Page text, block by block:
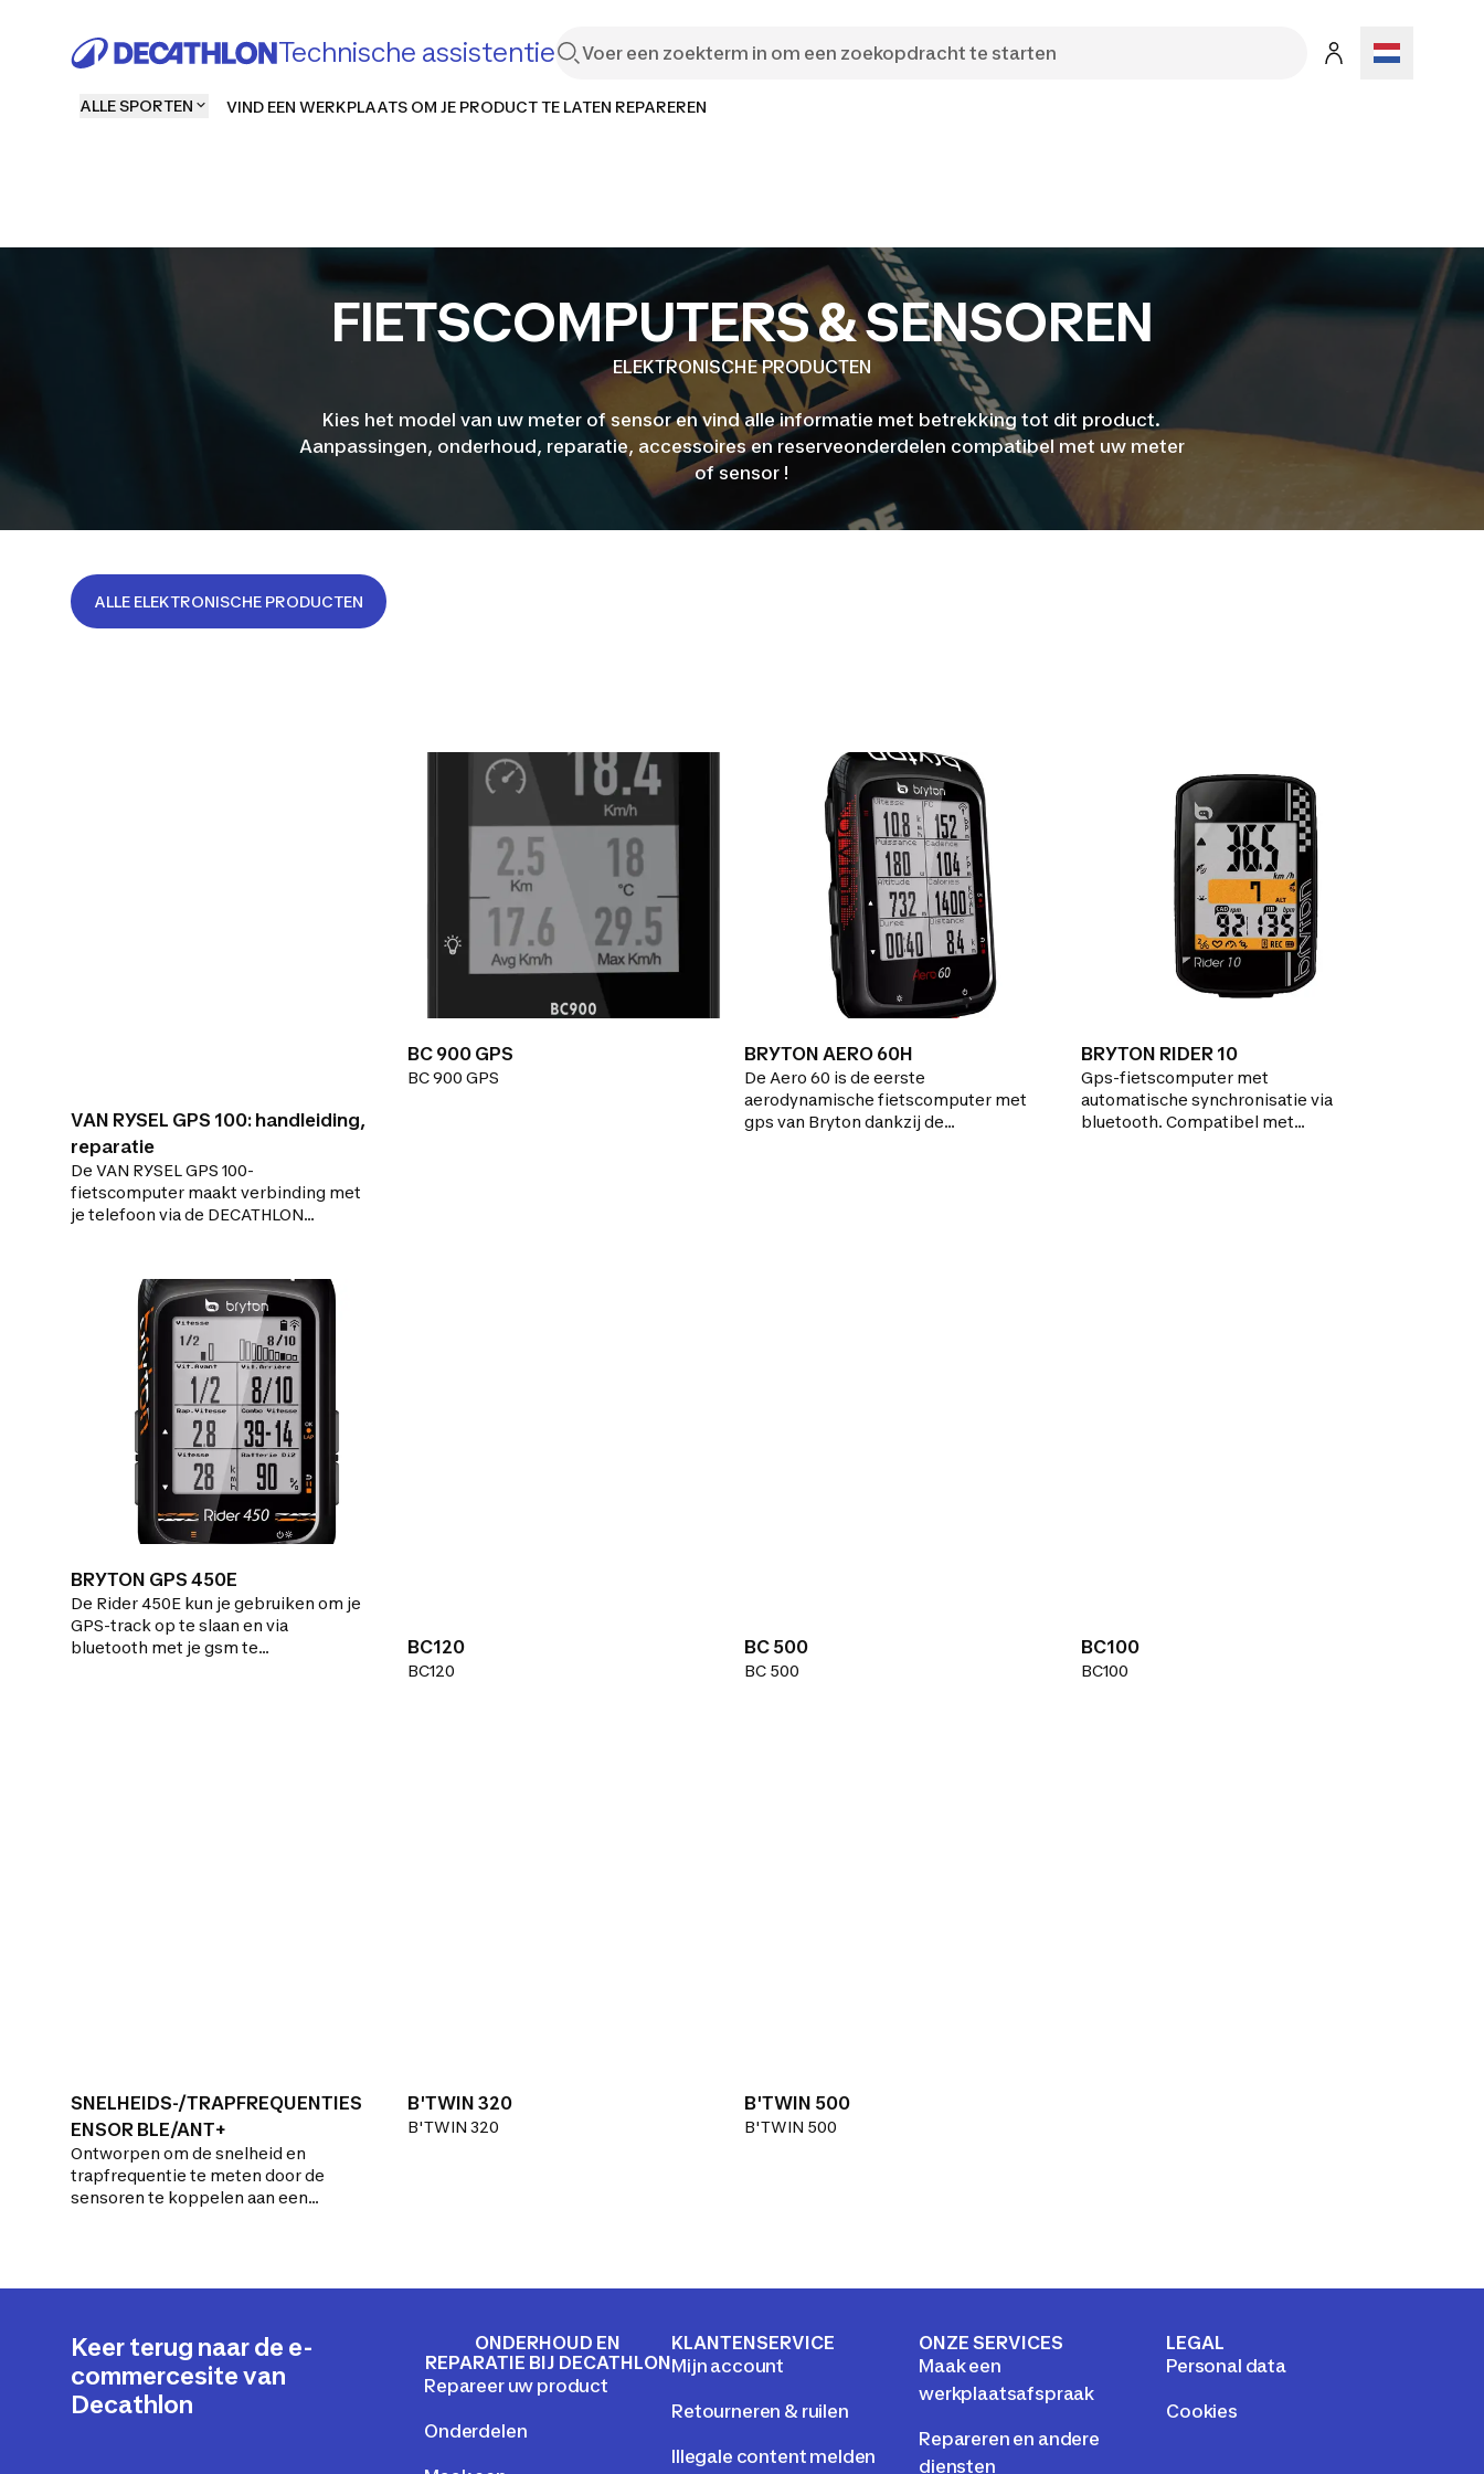
Technische assistentie
ALLE SPORTEN VIND EEN WERKPLAATS OM JE PRODUCT TE LATEN REPAREREN
FIETSCOMPUTERS & SENSOREN
ELEKTRONISCHE PRODUCTEN
Kies het model van uw meter of sensor en vind alle informatie met betrekking tot dit product.
Aanpassingen, onderhoud, reparatie, accessoires en reserveonderdelen compatibel met uw meter
of sensor !
ALLE ELEKTRONISCHE PRODUCTEN
VAN RYSEL GPS 100: handleiding,
reparatie
De VAN RYSEL GPS 100-
fietscomputer maakt verbinding met
je telefoon via de DECATHLON
BC 900 GPS
BC 900 GPS
BRYTON AERO 60H
De Aero 60 is de eerste
aerodynamische fietscomputer met
gps van Bryton dankzij de
BRYTON RIDER 10
Gps-fietscomputer met
automatische synchronisatie via
bluetooth. Compatibel met
BRYTON GPS 450E
De Rider 450E kun je gebruiken om je
GPS-track op te slaan en via
bluetooth met je gsm te
BC120
BC120
BC 500
BC 500
BC100
BC100
SNELHEIDS-/TRAPFREQUENTIES
ENSOR BLE/ANT+
Ontworpen om de snelheid en
trapfrequentie te meten door de
sensoren te koppelen aan een
Eenvoudig te monteren op de
B'TWIN 320
B'TWIN 320
B'TWIN 500
B'TWIN 500
Keer terug naar de e-
commercesite van
Decathlon
ONDERHOUD EN
REPARATIE BIJ DECATHLON
Repareer uw product
Onderdelen
KLANTENSERVICE
Mijn account
Retourneren & ruilen
Illegale content melden
ONZE SERVICES
Maak een
werkplaatsafspraak
Repareren en andere
diensten
LEGAL
Personal data
Cookies